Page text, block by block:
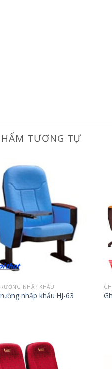
TƯƠNG TỰ
NHẬP KHẨU
nhập khẩu HJ-63